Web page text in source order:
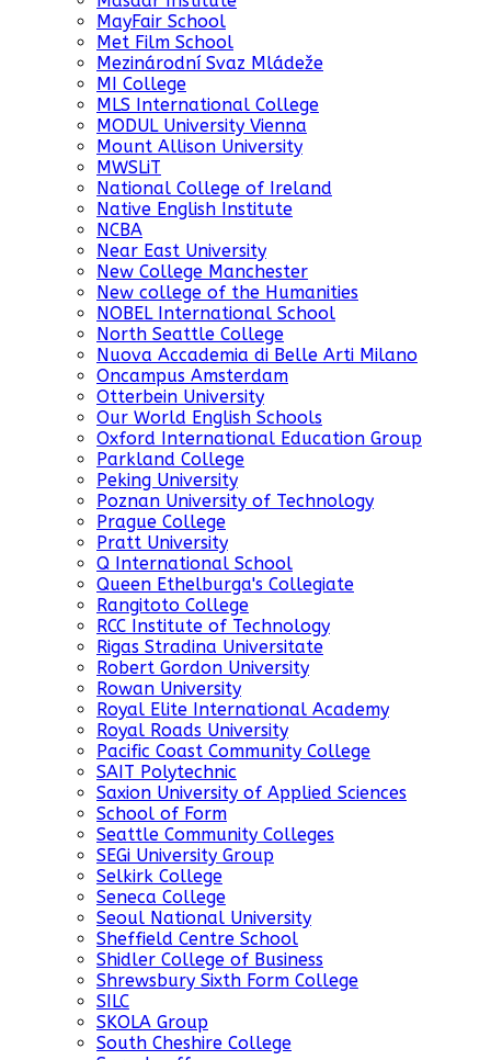
MayFair School
Met Film School
Mezinárodní Svaz Mládeže
MI College
MLS International College
MODUL University Vienna
Mount Allison University
MWSLiT
National College of Ireland
Native English Institute
NCBA
Near East University
New College Manchester
New college of the Humanities
NOBEL International School
North Seattle College
Nuova Accademia di Belle Arti Milano
Oncampus Amsterdam
Otterbein University
Our World English Schools
Oxford International Education Group
Parkland College
Peking University
Poznan University of Technology
Prague College
Pratt University
Q International School
Queen Ethelburga's Collegiate
Rangitoto College
RCC Institute of Technology
Rigas Stradina Universitate
Robert Gordon University
Rowan University
Royal Elite International Academy
Royal Roads University
Pacific Coast Community College
SAIT Polytechnic
Saxion University of Applied Sciences
School of Form
Seattle Community Colleges
SEGi University Group
Selkirk College
Seneca College
Seoul National University
Sheffield Centre School
Shidler College of Business
Shrewsbury Sixth Form College
SILC
SKOLA Group
South Cheshire College